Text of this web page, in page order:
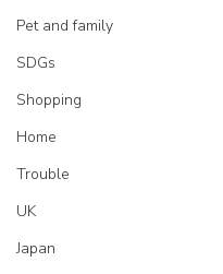
Pet and family
SDGs
Shopping
Home
Trouble
UK
Japan